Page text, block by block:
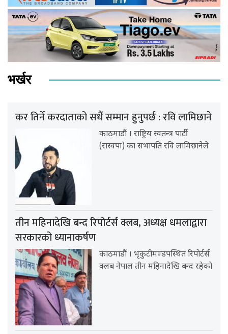
भर्खर
कर तिर्ने करदाताको सधैं सम्मान हुनुपर्छ : रवि लामिछाने
काठमाडौं । राष्ट्रिय स्वतन्त्र पार्टी
(रास्वपा) का सभापति रवि लामिछानेले
तीन महिनादेखि बन्द रिपोर्टर्स क्लब, अध्यक्ष धमलाद्वारा
सरकारको ध्यानाकर्षण
काठमाडौं । भृकुटीमण्डपस्थित रिपोर्टर्स
क्लब नेपाल तीन महिनादेखि बन्द रहेको